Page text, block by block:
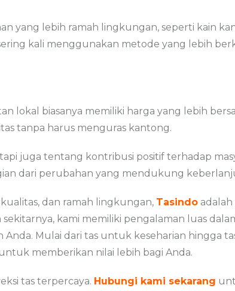
yang lebih ramah lingkungan, seperti kain
kali menggunakan metode yang lebih
lokal biasanya memiliki harga yang lebih
tanpa harus menguras kantong.
juga tentang kontribusi positif terhadap
dari perubahan yang mendukung
dan ramah lingkungan, Tasindo
sekitarnya, kami memiliki pengalaman luas
Mulai dari tas untuk keseharian hingga
memberikan nilai lebih bagi Anda.
tas terpercaya. Hubungi kami sekarang